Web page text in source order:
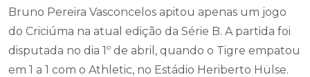
Bruno Pereira Vasconcelos apitou apenas um jogo
do Criciúma na atual edição da Série B. A partida foi
disputada no dia 1º de abril, quando o Tigre empatou
em 1 a 1 com o Athletic, no Estádio Heriberto Hülse.